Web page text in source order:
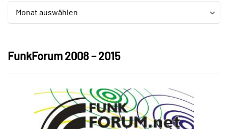
Archiv
Monat auswählen
Archiv
FunkForum 2008 – 2015